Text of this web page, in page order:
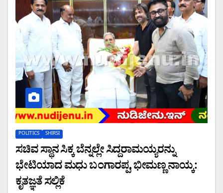
POLITICS SHIRSI
ಸಚಿವ ಸ್ಥಾನ ಸಿಕ್ಕ ಬೆನ್ನಲ್ಲೇ ಸಿದ್ದರಾಮಯ್ಯರನ್ನು
ಭೇಟಿಯಾದ ಮಧು ಬಂಗಾರಪ್ಪ, ಭೀಮಣ್ಣ ನಾಯ್ಕ:
ಕೃತಜ್ಞತೆ ಸಲ್ಲಿಕೆ